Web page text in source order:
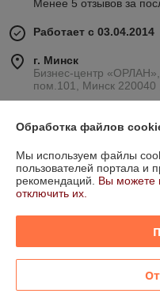
Менее 5 отзывов за
Работает с 03.04.2014
г. Минск
Бизнес-центр
пом.101, Минск 220040
Показать весь
26 отзывов за всё время
Обработка файлов
Мы используем файлы
пользователей портала и
рекомендаций. Вы можете
отключить их.